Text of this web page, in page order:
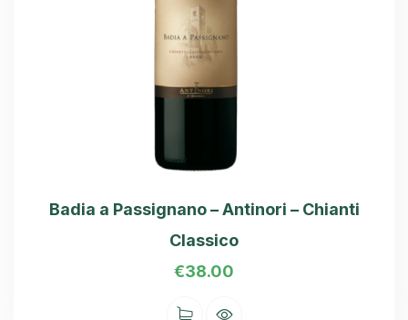
Badia a Passignano – Antinori – Chianti
Classico
€38.00